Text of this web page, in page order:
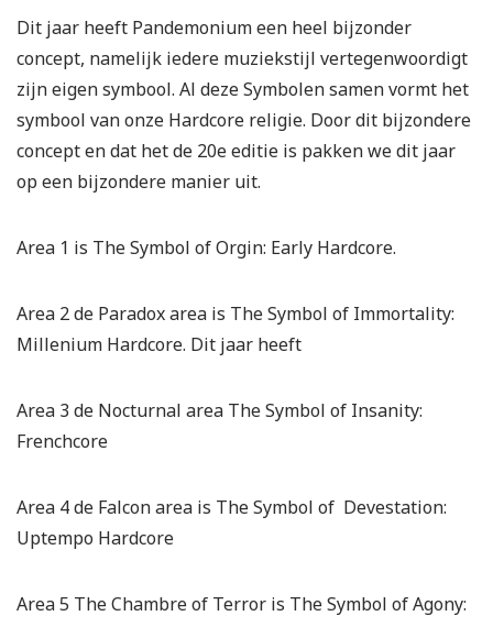
Dit jaar heeft Pandemonium een heel bijzonder
concept, namelijk iedere muziekstijl vertegenwoordigt
zijn eigen symbool. Al deze Symbolen samen vormt het
symbool van onze Hardcore religie. Door dit bijzondere
concept en dat het de 20eeditie is pakken we dit jaar
op een bijzondere manier uit.
Area 1 is The Symbol of Orgin: Early Hardcore.
Area 2 de Paradox area is The Symbol of Immortality:
Millenium Hardcore. Dit jaar heeft
Area 3 de Nocturnal area The Symbol of Insanity:
Frenchcore
Area 4 de Falcon area is The Symbol of Devestation:
Uptempo Hardcore
Area 5 The Chambre of Terror is The Symbol of Agony: